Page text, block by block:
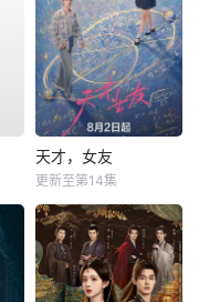
天才，女友
更新至第14集